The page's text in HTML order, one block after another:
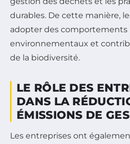
durables. De cette manière,
adopter des comportements
environnementaux et
de la biodiversité.
LE RÔLE DES
DANS LA
ÉMISSIONS DE GES
Les entreprises ont